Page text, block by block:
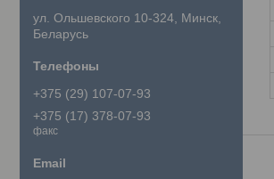
ул. Ольшевского 10-324, Минск,
Беларусь
+375 (29) 107-07-93
+375 (17) 378-07-93
факс